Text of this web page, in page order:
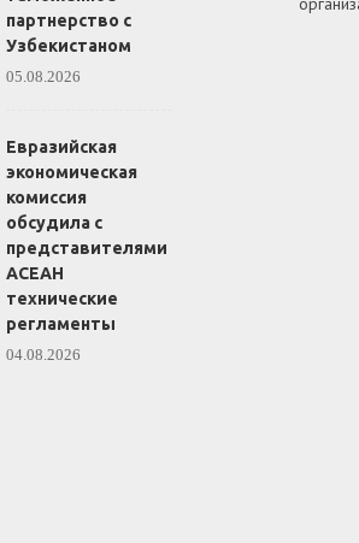
партнерство с
Узбекистаном
05.08.2026
Евразийская
экономическая
комиссия
обсудила с
представителями
АСЕАН
технические
регламенты
04.08.2026